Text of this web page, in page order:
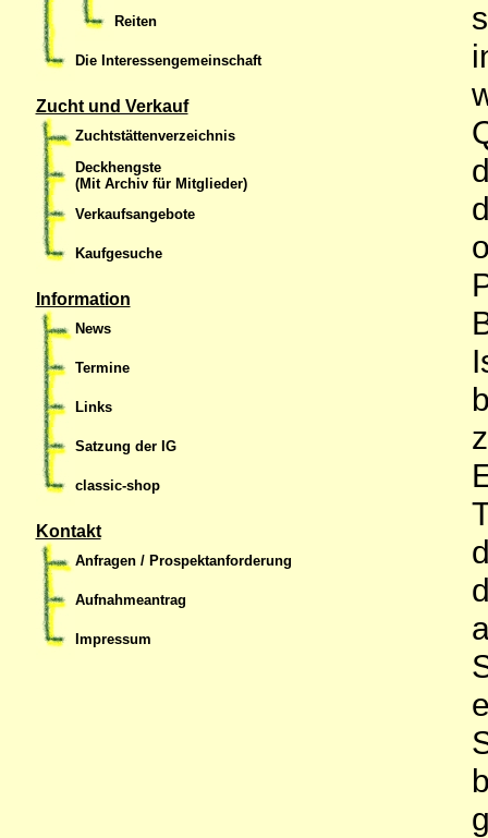
Reiten
Die Interessengemeinschaft
Zucht und Verkauf
Zuchtstättenverzeichnis
Deckhengste
(Mit Archiv für Mitglieder)
Verkaufsangebote
Kaufgesuche
Information
News
Termine
Links
Satzung der IG
classic-shop
Kontakt
Anfragen / Prospektanforderung
Aufnahmeantrag
Impressum